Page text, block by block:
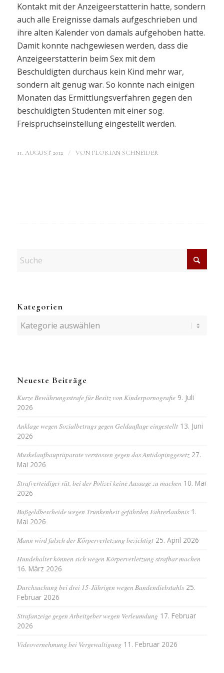
Kontakt mit der Anzeigeerstatterin hatte, sondern
auch alle Ereignisse damals aufgeschrieben und
ihre alten Kalender von damals aufgehoben hatte.
Damit konnte nachgewiesen werden, dass die
Anzeigeerstatterin beim Sex mit dem
Beschuldigten durchaus kein Kind mehr war,
sondern alt genug war. So konnte nach einigen
Monaten das Ermittlungsverfahren gegen den
beschuldigten Studenten mit einer sog.
Freispruchseinstellung eingestellt werden.
11. AUGUST 2012 / VON FLORIAN SCHNEIDER
Kategorien
Kategorien
Neueste Beiträge
Kurze Bewährungsstrafe für Besitz von Kinderpornografie 9. Juli
2026
Anklage wegen Sozialbetrugs gegen Geldauflage eingestellt 13. Juni
2026
Muskelaufbaupräparate verstossen gegen das Antidopinggesetz 27.
Mai 2026
Strafverteidiger rät, bei der Polizei keine Aussage zu machen 10. Mai
2026
Bußgeldbescheide wegen Trunkenheit gefährden Fahrerlaubnis 1.
Mai 2026
Mann wird falsch der Körperverletzung bezichtigt 25. April 2026
Hundehalter können sich wegen Körperverletzung strafbar machen
16. März 2026
Durchsuchung bei drei 15-Jährigen wegen Bandendiebstahls 25.
Februar 2026
Strafanzeige gegen Arbeitgeber wegen Verleumdung 17. Februar
2026
Videovernehmung bei Vergewaltigung 11. Februar 2026